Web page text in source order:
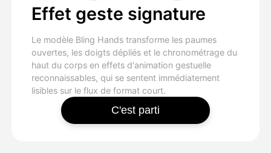
Effet geste signature
Le modèle Bling Hands transforme les paumes
ouvertes, les doigts dépliés et le chronométrage du
haut du corps en effets d'animation gestuelle
reconnaissables, qui se sentent immédiatement
lisibles sur le flux de format court.
C'est parti